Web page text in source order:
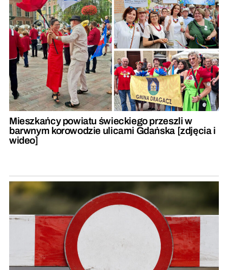
Mieszkańcy powiatu świeckiego przeszli w
barwnym korowodzie ulicami Gdańska [zdjęcia i
wideo]